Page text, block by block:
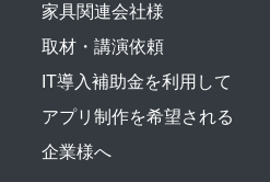
家具関連会社様
取材・講演依頼
IT導入補助金を利用して
アプリ制作を希望される
企業様へ